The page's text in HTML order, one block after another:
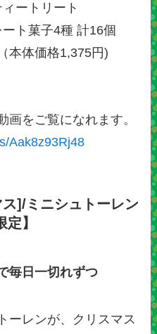
ートリート
ト菓子4種 計16個
本体価格1,375円)
画をご覧になれます。
Aak8z93Rj48
]/ミニシュトーレン
】
毎日一切れずつ
ーレンが、クリスマス